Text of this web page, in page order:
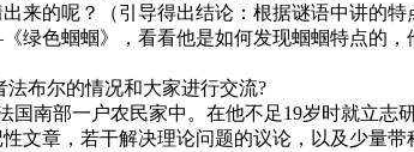
来的呢？（引导得出结论：根据谜语中讲的
色蝈蝈》，看看他是如何发现蝈蝈特点的，
布尔的情况和大家进行交流?
国南部一户农民家中。在他不足19岁时就立
文章，若干解决理论问题的议论，以及少量